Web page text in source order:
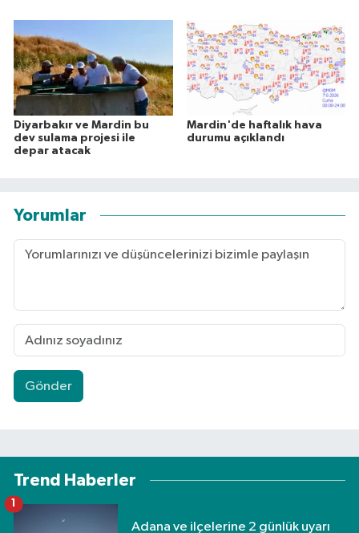
Diyarbakır ve Mardin bu
dev sulama projesi ile
depar atacak
Mardin'de haftalık hava
durumu açıklandı
Yorumlar
Gönder
Trend Haberler
Adana ve ilçelerine 2 günlük uyarı
1